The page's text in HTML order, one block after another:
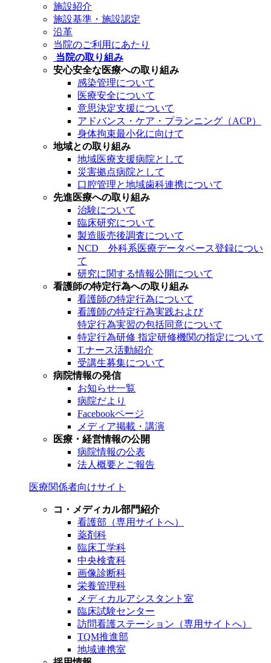
施設紹介
施設基準・施設認定
沿革
当院のご利用にあたり
当院の取り組み
安心安全な医療への取り組み
感染管理について
医療安全について
意思決定支援について
アドバンス・ケア・プランニング（ACP）
身体拘束最小化に向けて
地域との取り組み
地域医療支援病院として
災害拠点病院として
口腔管理と地域歯科連携について
先進医療への取り組み
治験について
臨床研究について
製造販売後調査について
NCD 外科系医療データベース登録につい
て
研究に関する情報公開について
看護師の特定行為への取り組み
看護師の特定行為について
看護師の特定行為実践および
特定行為実習の包括同意について
特定行為研修 指定研修機関の指定について
T.ナース活動紹介
受講生募集について
病院情報の発信
お知らせ一覧
病院だより
Facebookページ
メディア掲載・講演
医療・経営情報の公開
病院情報の公表
法人概要とご報告
医療関係者向けサイト
コ・メディカル部門紹介
看護部（専用サイトへ）
薬剤科
臨床工学科
中央検査科
画像診断科
栄養管理科
メディカルアシスタント室
臨床試験センター
訪問看護ステーション（専用サイトへ）
TQM推進部
地域連携室